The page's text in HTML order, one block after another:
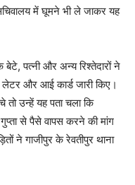
में घूमने भी ले जाकर यह
बेटे, पत्नी और अन्य रिश्तेदारों ने
लेटर और आई कार्ड जारी किए।
उन्हें यह पता चला कि
से पैसे वापस करने की मांग
ने गाजीपुर के रेवतीपुर थाना